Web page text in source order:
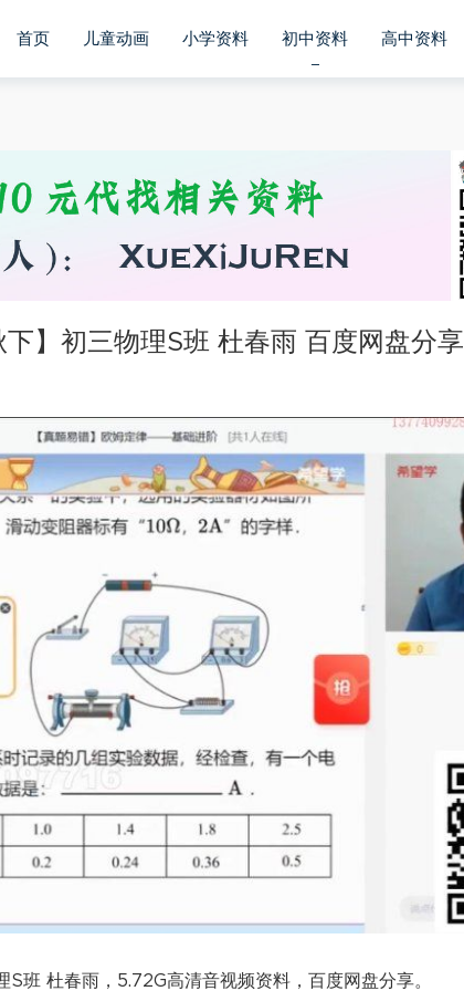
首页 儿童动画 小学资料 初中资料 高中资料
】初三物理S班 杜春雨 百度网盘分享
班 杜春雨，5.72G高清音视频资料，百度网盘分享。